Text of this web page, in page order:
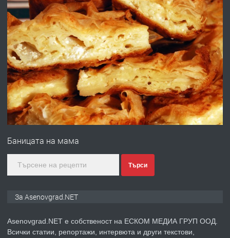
преди 1 година
ПРЕДЛАГА
Професионална зеленчукорезачка
за заведения и дома
преди 1 година
ПРЕДЛАГА Дава под наем Асеновград
преди 2 години
Баницата на мама
Търси
За Asenovgrad.NET
Asenovgrad.NET е собственост на ЕСКОМ МЕДИА ГРУП ООД.
Всички статии, репортажи, интервюта и други текстови,